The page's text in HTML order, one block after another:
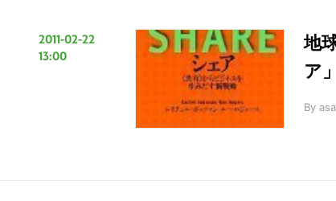
2011-02-22
13:00
地
ア
By